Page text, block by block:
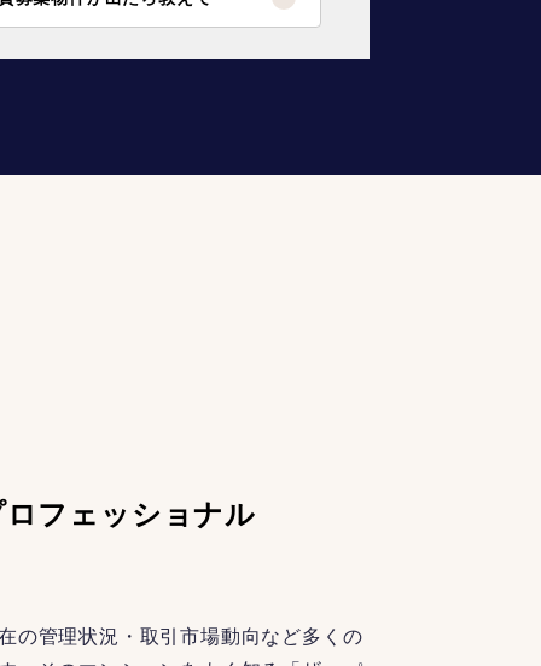
フェッショナル
の管理状況・取引市場動向など多くの